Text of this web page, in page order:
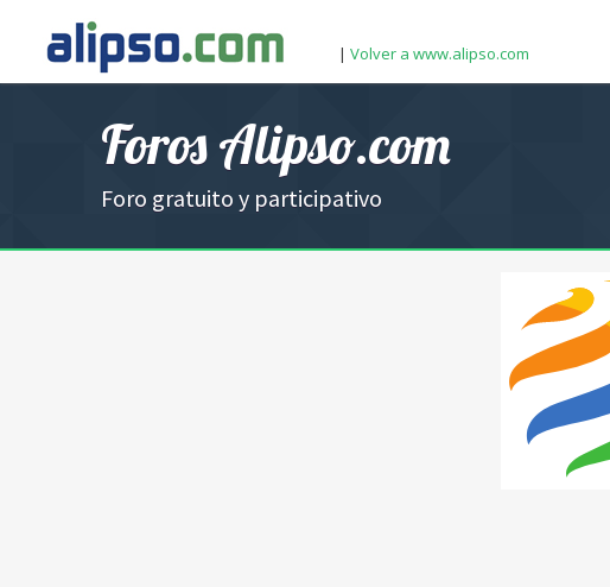
| Volver a www.alipso.com
Foros Alipso.com
Foro gratuito y participativo